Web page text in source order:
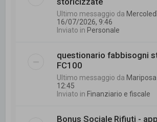
Ultimo messaggio da Mercoledì
16/07/2026, 9:46
Inviato in Personale
questionario fabbisogni
FC100
Ultimo messaggio da Mariposa
12:45
Inviato in Finanziario e fiscale
Bonus Sociale Rifiuti -